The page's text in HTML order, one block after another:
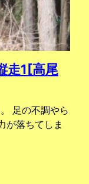
走1[高尾
足の不調やら
が落ちてしま